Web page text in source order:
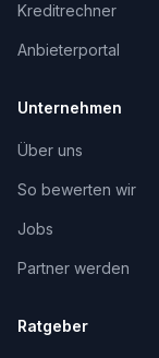
Kreditrechner
Anbieterportal
Unternehmen
Über uns
So bewerten wir
Jobs
Partner werden
Ratgeber